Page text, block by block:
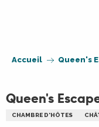
Accueil Queen's
Queen's
CHAMBRE D'HÔTES